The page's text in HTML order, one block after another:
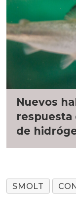
Nuevos
de
SMOLT